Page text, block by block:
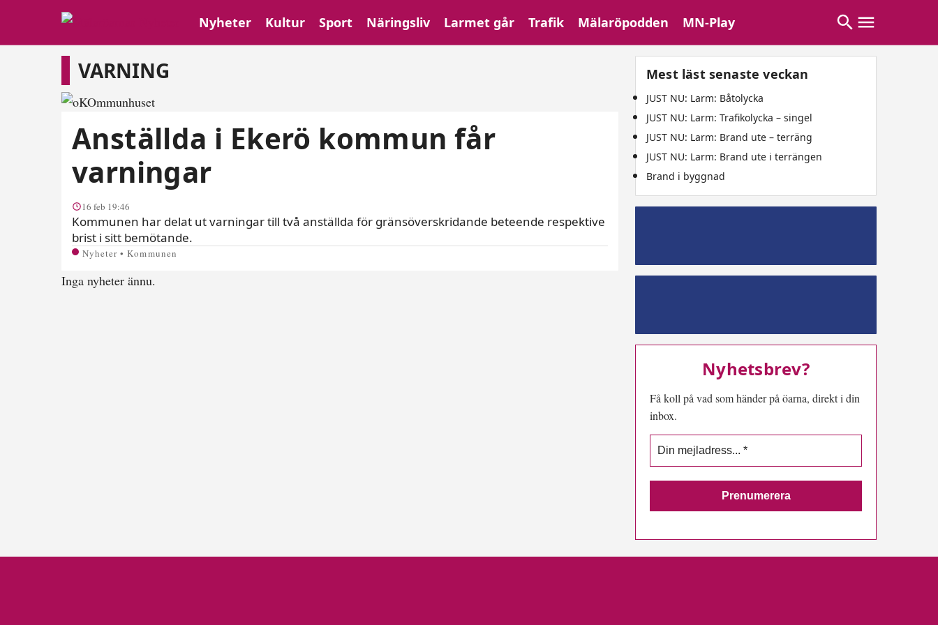
Nyheter Kultur Sport Näringsliv Larmet går Trafik Mälaröpodden MN-Play
Varning
VARNING
Anställda i Ekerö kommun får
varningar
16 feb 19:46
Kommunen har delat ut varningar till två anställda för gränsöverskridande beteende respektive
brist i sitt bemötande.
Nyheter • Kommunen
Inga nyheter ännu.
Mest läst senaste veckan
JUST NU: Larm: Båtolycka
JUST NU: Larm: Trafikolycka – singel
JUST NU: Larm: Brand ute – terräng
JUST NU: Larm: Brand ute i terrängen
Brand i byggnad
Nyhetsbrev?
Få koll på vad som händer på öarna, direkt i din
inbox.